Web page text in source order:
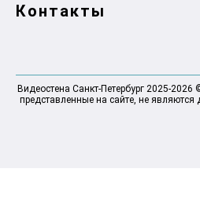
Контакты
Видеостена Санкт-Петербург 2025-
представленные на сайте, не